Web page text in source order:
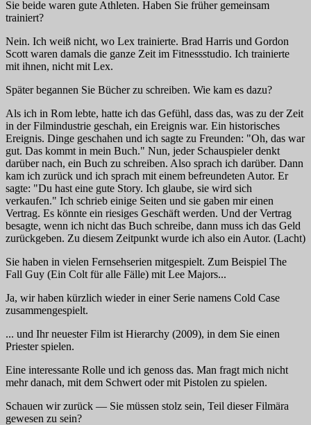
Sie beide waren gute Athleten. Haben Sie früher gemeinsam
trainiert?
Nein. Ich weiß nicht, wo Lex trainierte. Brad Harris und Gordon
Scott waren damals die ganze Zeit im Fitnessstudio. Ich trainierte
mit ihnen, nicht mit Lex.
Später begannen Sie Bücher zu schreiben. Wie kam es dazu?
Als ich in Rom lebte, hatte ich das Gefühl, dass das, was zu der Zeit
in der Filmindustrie geschah, ein Ereignis war. Ein historisches
Ereignis. Dinge geschahen und ich sagte zu Freunden: "Oh, das war
gut. Das kommt in mein Buch." Nun, jeder Schauspieler denkt
darüber nach, ein Buch zu schreiben. Also sprach ich darüber. Dann
kam ich zurück und ich sprach mit einem befreundeten Autor. Er
sagte: "Du hast eine gute Story. Ich glaube, sie wird sich
verkaufen." Ich schrieb einige Seiten und sie gaben mir einen
Vertrag. Es könnte ein riesiges Geschäft werden. Und der Vertrag
besagte, wenn ich nicht das Buch schreibe, dann muss ich das Geld
zurückgeben. Zu diesem Zeitpunkt wurde ich also ein Autor. (Lacht)
Sie haben in vielen Fernsehserien mitgespielt. Zum Beispiel The
Fall Guy (Ein Colt für alle Fälle) mit Lee Majors...
Ja, wir haben kürzlich wieder in einer Serie namens Cold Case
zusammengespielt.
... und Ihr neuester Film ist Hierarchy (2009), in dem Sie einen
Priester spielen.
Eine interessante Rolle und ich genoss das. Man fragt mich nicht
mehr danach, mit dem Schwert oder mit Pistolen zu spielen.
Schauen wir zurück — Sie müssen stolz sein, Teil dieser Filmära
gewesen zu sein?